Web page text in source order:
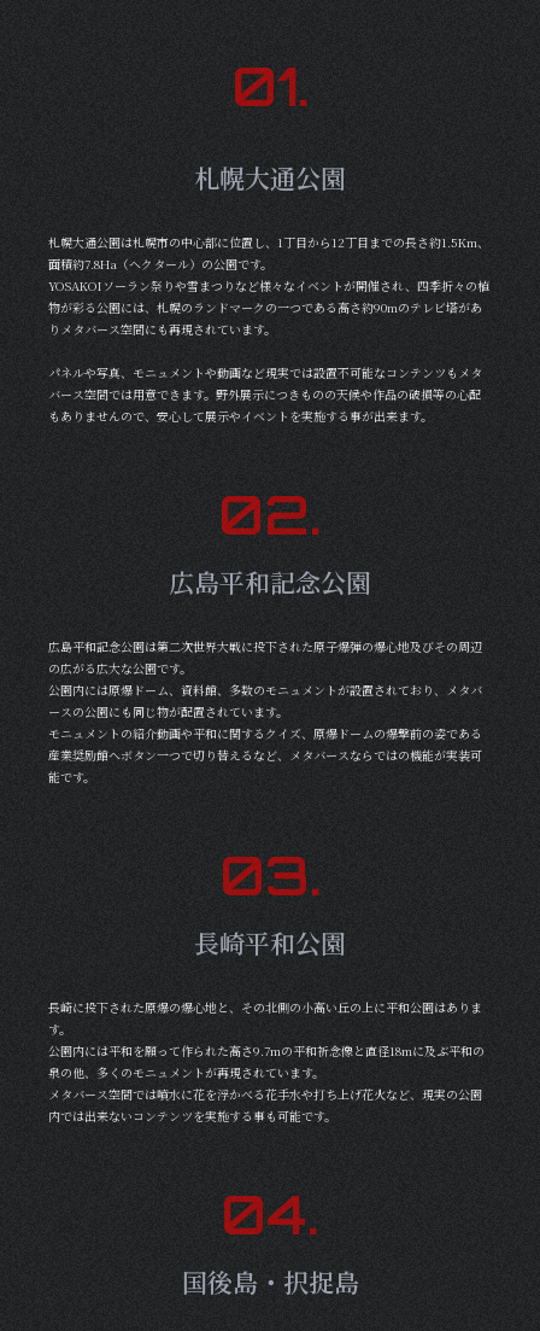
01.
札幌大通公園
札幌大通公園は札幌市の中心部に位置し、1丁目から12丁目までの長さ約1.5Km、
面積約7.8Ha（ヘクタール）の公園です。
YOSAKOIソーラン祭りや雪まつりなど様々なイベントが開催され、四季折々の植
物が彩る公園には、札幌のランドマークの一つである高さ約90mのテレビ塔があ
りメタバース空間にも再現されています。
パネルや写真、モニュメントや動画など現実では設置不可能なコンテンツもメタ
バース空間では用意できます。野外展示につきものの天候や作品の破損等の心配
もありませんので、安心して展示やイベントを実施する事が出来ます。
02.
広島平和記念公園
広島平和記念公園は第二次世界大戦に投下された原子爆弾の爆心地及びその周辺
の広がる広大な公園です。
公園内には原爆ドーム、資料館、多数のモニュメントが設置されており、メタバ
ースの公園にも同じ物が配置されています。
モニュメントの紹介動画や平和に関するクイズ、原爆ドームの爆撃前の姿である
産業奨励館へボタン一つで切り替えるなど、メタバースならではの機能が実装可
能です。
03.
長崎平和公園
長崎に投下された原爆の爆心地と、その北側の小高い丘の上に平和公園はありま
す。
公園内には平和を願って作られた高さ9.7mの平和祈念像と直径18mに及ぶ平和の
泉の他、多くのモニュメントが再現されています。
メタバース空間では噴水に花を浮かべる花手水や打ち上げ花火など、現実の公園
内では出来ないコンテンツを実施する事も可能です。
04.
国後島・択捉島